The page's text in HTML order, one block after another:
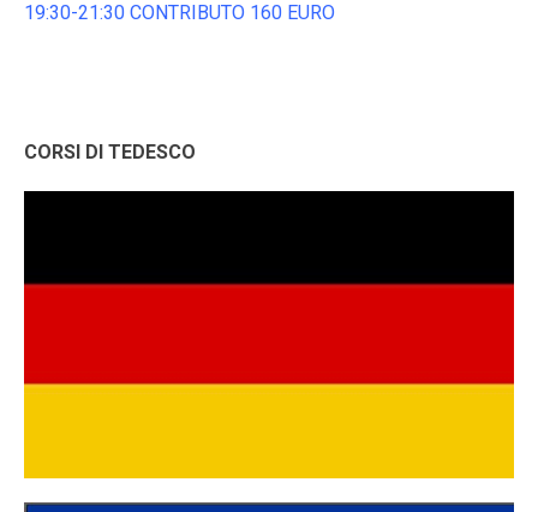
19:30-21:30 CONTRIBUTO 160 EURO
CORSI DI TEDESCO